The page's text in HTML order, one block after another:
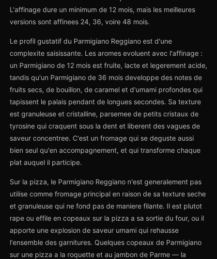
L'affinage dure un minimum de 12 mois, mais les meilleures
versions sont affinees 24, 36, voire 48 mois.
Le profil gustatif du Parmigiano Reggiano est d'une
complexite saisissante. Les aromes evoluent avec l'affinage :
un Parmigiano de 12 mois est fruite, lacte et legerement acide,
tandis qu'un Parmigiano de 36 mois developpe des notes de
fruits secs, de bouillon, de caramel et d'umami profondes qui
tapissent le palais pendant de longues secondes. Sa texture
est granuleuse et cristalline, parsemee de petits cristaux de
tyrosine qui craquent sous la dent et liberent des vagues de
saveur concentree. C'est un fromage qui se deguste aussi
bien seul qu'en accompagnement, et qui transforme chaque
plat auquel il participe.
Sur la pizza, le Parmigiano Reggiano n'est generalement pas
utilise comme fromage principal en raison de sa texture seche
et granuleuse qui ne fond pas de maniere filante. Il est plutot
rape ou effile en copeaux sur la pizza a sa sortie du four, ou il
apporte une explosion de saveur umami qui rehausse
l'ensemble des garnitures. Quelques copeaux de Parmigiano
sur une pizza a la roquette et au jambon de Parme — la